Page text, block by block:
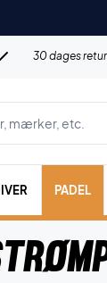
30 dages
mærker etc.
PADEL